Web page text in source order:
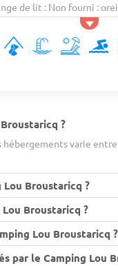
de lit : Non fourni :
?
varie
Broustaricq ?
Broustaricq ?
Lou Broustaricq ?
par le Camping Lou